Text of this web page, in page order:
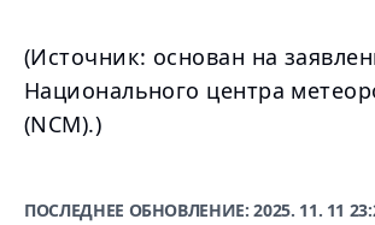
(Источник: основан на
Национального центра
(NCM).)
ПОСЛЕДНЕЕ ОБНОВЛЕНИЕ:2025. 11. 11